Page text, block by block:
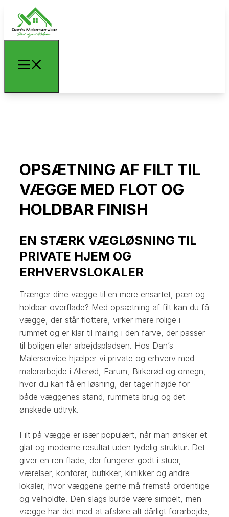
OPSÆTNING AF FILT TIL
VÆGGE MED FLOT OG
HOLDBAR FINISH
EN STÆRK VÆGLØSNING TIL
PRIVATE HJEM OG
ERHVERVSLOKALER
Trænger dine vægge til en mere ensartet, pæn og
holdbar overflade? Med opsætning af filt kan du få
vægge, der står flottere, virker mere rolige i
rummet og er klar til maling i den farve, der passer
til boligen eller arbejdspladsen. Hos Dan’s
Malerservice hjælper vi private og erhverv med
malerarbejde i Allerød, Farum, Birkerød og omegn,
hvor du kan få en løsning, der tager højde for
både væggenes stand, rummets brug og det
ønskede udtryk.
Filt på vægge er især populært, når man ønsker et
glat og moderne resultat uden tydelig struktur. Det
giver en ren flade, der fungerer godt i stuer,
værelser, kontorer, butikker, klinikker og andre
lokaler, hvor væggene gerne må fremstå ordentlige
og velholdte. Den slags burde være simpelt, men
vægge har det med at afsløre alt dårligt forarbejde,